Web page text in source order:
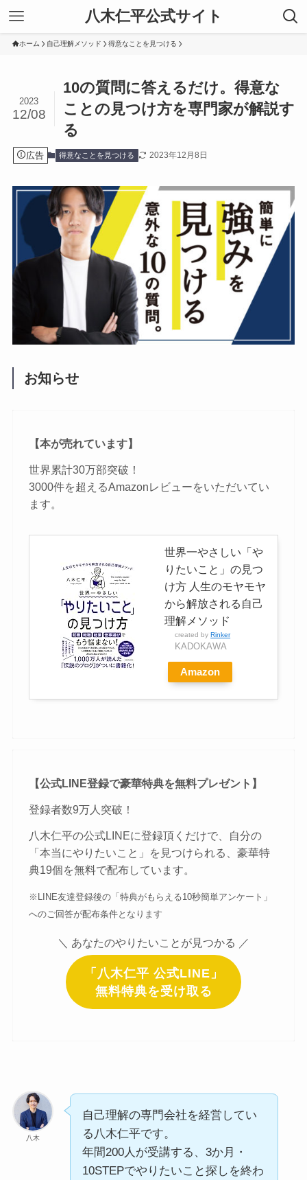
八木仁平公式サイト
ホーム 自己理解メソッド 得意なことを見つける
10の質問に答えるだけ。得意な
ことの見つけ方を専門家が解説す
る
2023
12/08
広告 得意なことを見つける 2023年12月8日
お知らせ
【本が売れています】
世界累計30万部突破！
3000件を超えるAmazonレビューをいただいてい
ます。
世界一やさしい「や
りたいこと」の見つ
け方 人生のモヤモヤ
から解放される自己
理解メソッド
created byRinker
KADOKAWA
Amazon
【公式LINE登録で豪華特典を無料プレゼント】
登録者数9万人突破！
八木仁平の公式LINEに登録頂くだけで、自分の
「本当にやりたいこと」を見つけられる、豪華特
典19個を無料で配布しています。
※LINE友達登録後の「特典がもらえる10秒簡単アンケート」
へのご回答が配布条件となります
＼ あなたのやりたいことが見つかる ／
「八木仁平 公式LINE」
無料特典を受け取る
八木
自己理解の専門会社を経営してい
る八木仁平です。
年間200人が受講する、3か月・
10STEPでやりたいこと探しを終わ